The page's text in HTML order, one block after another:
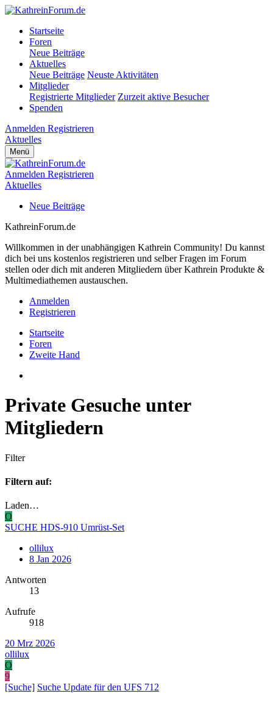
Startseite
Foren
Neue Beiträge
Aktuelles
Neue Beiträge Neuste Aktivitäten
Mitglieder
Registrierte Mitglieder Zurzeit aktive Besucher
Spenden
Anmelden Registrieren
Aktuelles
Menü
Anmelden Registrieren
Aktuelles
Neue Beiträge
KathreinForum.de
Willkommen in der unabhängigen Kathrein Community! Du kannst
dich bei uns kostenlos registrieren und selber Fragen im Forum
stellen oder dich mit anderen Mitgliedern über Kathrein Produkte &
Multimediathemen austauschen.
Anmelden
Registrieren
Startseite
Foren
Zweite Hand
Private Gesuche unter
Mitgliedern
Filter
Filtern auf:
Laden…
O
SUCHE HDS-910 Umrüst-Set
ollilux
8 Jan 2026
Antworten
13
Aufrufe
918
20 Mrz 2026
ollilux
O
9
[Suche] Suche Update für den UFS 712